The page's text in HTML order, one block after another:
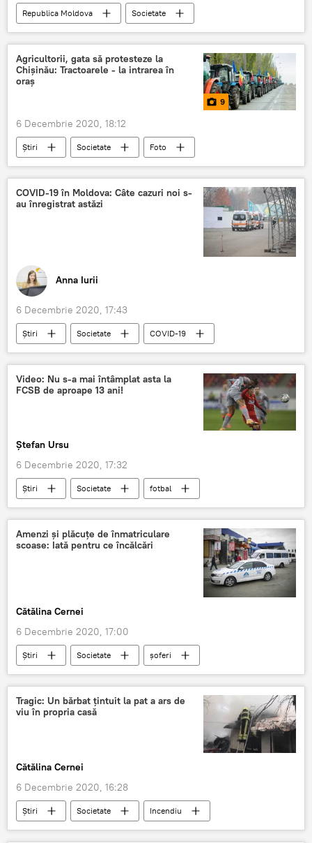
Republica Moldova
Societate
Sănătate
Podcasturi
Podcasturi
hemoroizi
Agricultorii, gata să protesteze la
Chișinău: Tractoarele - la intrarea în
oraș
9
6 Decembrie 2020, 18:12
Știri Societate
Foto
Multimedia
agricultori
protest
Chișinău
COVID-19 în Moldova: Câte cazuri noi s-
au înregistrat astăzi
Anna Iurii
6 Decembrie 2020, 17:43
Știri Societate
COVID-19
Moldova
Video: Nu s-a mai întâmplat asta la
FCSB de aproape 13 ani!
Ștefan Ursu
6 Decembrie 2020, 17:32
Știri Societate
fotbal
Sport
Amenzi și plăcuțe de înmatriculare
scoase: Iată pentru ce încălcări
Cătălina Cernei
6 Decembrie 2020, 17:00
Știri Societate
șoferi
amenzi rutiere
amenzi ANTA
Tragic: Un bărbat țintuit la pat a ars de
viu în propria casă
Cătălina Cernei
6 Decembrie 2020, 16:28
Știri Societate
Incendiu
bărbat
foc